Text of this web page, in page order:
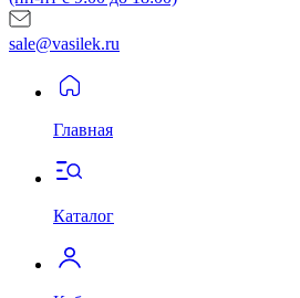
sale@vasilek.ru
Главная
Каталог